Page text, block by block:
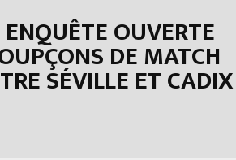
OUVERTE
DE MATCH
SÉVILLE ET CADIX